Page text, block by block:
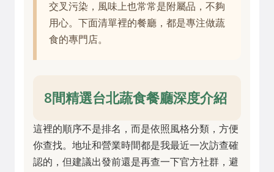
交叉污染，風味上也常常是附屬品，不夠
用心。下面清單裡的餐廳，都是專注做蔬
食的專門店。
8間精選台北蔬食餐廳深度介紹
這裡的順序不是排名，而是依照風格分類，方便
你查找。地址和營業時間都是我最近一次訪查確
認的，但建議出發前還是再查一下官方社群，避